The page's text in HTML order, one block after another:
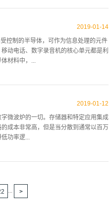
秩序的晶体，分子间不用太仰赖随机
胚晶或晶锭的运用实例。
控制的半导体，可作为信息处理的元件
动电话、数字录音机的核心单元都是利
材料中，...
子很容易获得能量而跳跃至导电带而导
料就能导电。半导体通过电子传导或空
子将多余的电子向着负离子化程度比较
场作用下，空穴被少数的电子补入而造
性极为重要。这可以通过在半导体中有
2019-01-14
微波炉的一切。存储器和特定应用集成
成本非常高，但是当分散到通常以百万
功率逻...
有问题，主要是泄漏电流。因此，对于
未来几年所期望的进步，在半导体国际
2019-01-12
...